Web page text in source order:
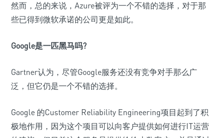
然而，总的来说，Azure被评为一个不错的选择，对于那
些已得到微软承诺的公司更是如此。
Google是一匹黑马吗?
Gartner认为，尽管Google服务还没有竞争对手那么广
泛，但它仍是一个不错的选择。
Google 的Customer Reliability Engineering项目起到了积
极地作用，因为这个项目可以向客户提供如何进行IT运营